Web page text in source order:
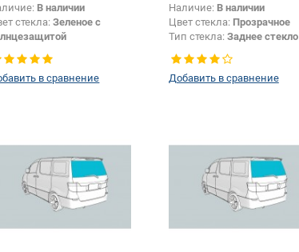
В наличии
стекла:Зеленое с
в сравнение
Наличие: В наличии
Цвет стекла: Прозрачное
Тип стекла: Заднее стекло
Добавить в сравнение